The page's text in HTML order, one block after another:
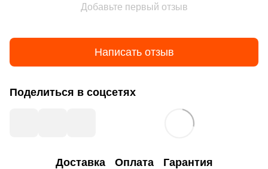
Добавьте первый отзыв
Написать отзыв
Поделиться в соцсетях
Доставка Оплата Гарантия